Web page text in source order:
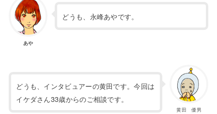
あや
どうも、永峰あやです。
黄田 優男
どうも、インタビュアーの黄田です。今回は
イケダさん33歳からのご相談です。